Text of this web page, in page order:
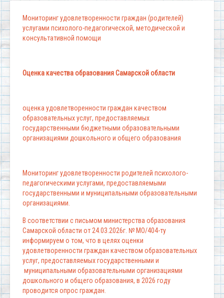
Мониторинг удовлетворенности граждан (родителей)
услугами психолого-педагогической, методической и
консультативной помощи
Оценка качества образования Самарской области
оценка удовлетворенности граждан качеством
образовательных услуг, предоставляемых
государственными бюджетными образовательными
организациями дошкольного и общего образования
Мониторинг удовлетворенности родителей психолого-
педагогическими услугами, предоставляемыми
государственными и муниципальными образовательными
организациями.
В соответствии с письмом министерства образования
Самарской области от 24.03.2026г. № МО/404-ту
информируем о том, что в целях оценки
удовлетворенности граждан качеством образовательных
услуг, предоставляемых государственными и
муниципальными образовательными организациями
дошкольного и общего образования, в 2026 году
проводится опрос граждан.